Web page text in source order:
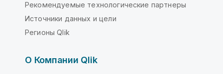
Рекомендуемые технологические партнеры
Источники данных и цели
Регионы Qlik
О Компании Qlik